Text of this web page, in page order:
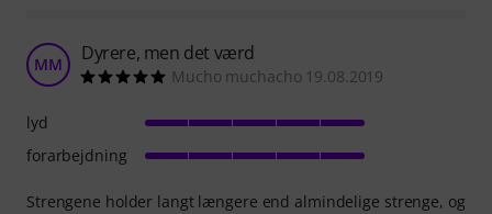
MM Dyrere, men det værd
Mucho muchacho 19.08.2019
Strengene holder langt længere end almindelige strenge, og
lyd
forarbejdning